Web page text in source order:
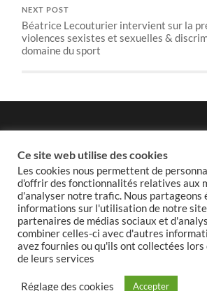
NEXT POST
Béatrice Lecouturier intervient sur la
violences sexistes et sexuelles &
domaine du sport
Politique de cookies
GROUPE MODEM ET
Ce site web utilise des cookies
Les cookies nous permettent de
d'offrir des fonctionnalités relatives aux
d'analyser notre trafic. Nous partageons
informations sur l'utilisation de notre site
partenaires de médias sociaux et
combiner celles-ci avec d'autres
avez fournies ou qu'ils ont collectées
de leurs services
Réglage des cookies Accepter